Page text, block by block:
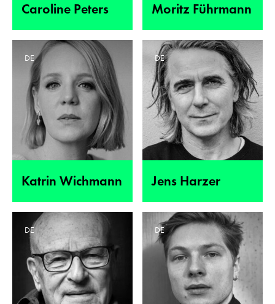
Caroline Peters Moritz Führmann
Katrin Wichmann
DE
Jens Harzer
DE
DE DE